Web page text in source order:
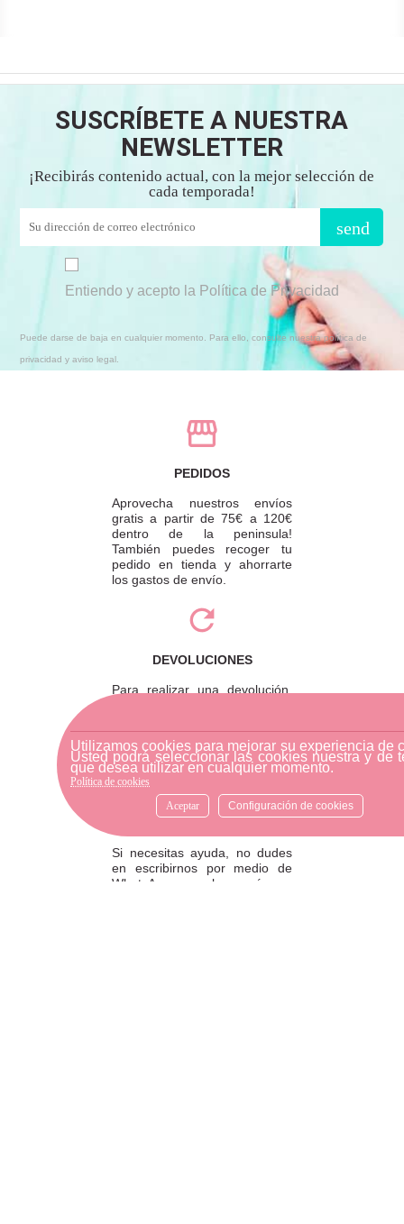
Utilizamos cookies para mejorar su experiencia de
Usted podrá seleccionar las cookies nuestra y de
que desea utilizar en cualquier momento.
Política de cookies
Aceptar
Configuración de cookies
SUSCRÍBETE A NUESTRA
NEWSLETTER
¡Recibirás contenido actual, con la mejor selección de
cada temporada!
send
Entiendo y acepto la Política de Privacidad
Puede darse de baja en cualquier momento. Para ello, consulte nuestra política de
privacidad y aviso legal.
PEDIDOS
Aprovecha nuestros envíos
gratis a partir de 75€ a 120€
dentro de la peninsula!
También puedes recoger tu
pedido en tienda y ahorrarte
los gastos de envío.
DEVOLUCIONES
Para realizar una devolución,
mensajería o diríjase a la
tienda física más cercana.
Si necesitas ayuda, no dudes
en escribirnos por medio de
WhatsApp al número